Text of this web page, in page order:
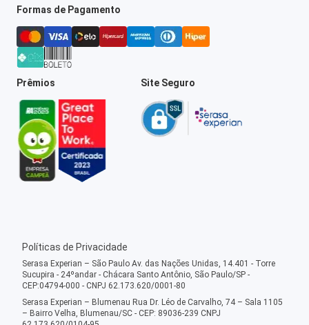
Formas de Pagamento
Prêmios Site Seguro
Políticas de Privacidade
Serasa Experian – São Paulo Av. das Nações Unidas, 14.401 - Torre
Sucupira - 24ºandar - Chácara Santo Antônio, São Paulo/SP -
CEP:04794-000 - CNPJ 62.173.620/0001-80
Serasa Experian – Blumenau Rua Dr. Léo de Carvalho, 74 – Sala 1105
– Bairro Velha, Blumenau/SC - CEP: 89036-239 CNPJ